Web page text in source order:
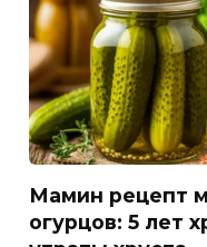
Мамин рецепт
огурцов: 5 лет